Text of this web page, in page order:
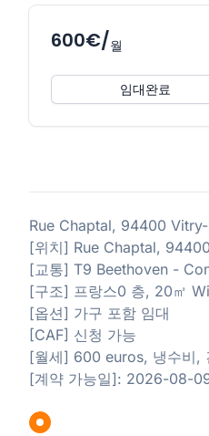
600€/월
임대완료
Rue Chaptal, 94400
[위치] Rue Chaptal,
[교통] T9 Beethoven -
[구조] 프랑스0 층, 20㎡
[옵션] 가구 포함 임대
[CAF] 신청 가능
[월세] 600 euros, 냉수비,
[계약 가능일]: 2026-08-